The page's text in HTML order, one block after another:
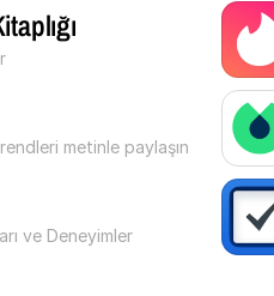
metinle paylaşın
ve Deneyimler